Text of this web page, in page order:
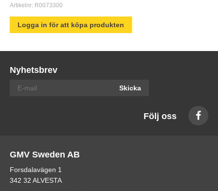
Artikelnr: R0073300
Logga in för att köpa produkten
Nyhetsbrev
Skicka
Följ oss
GMV Sweden AB
Forsdalavägen 1
342 32 ALVESTA